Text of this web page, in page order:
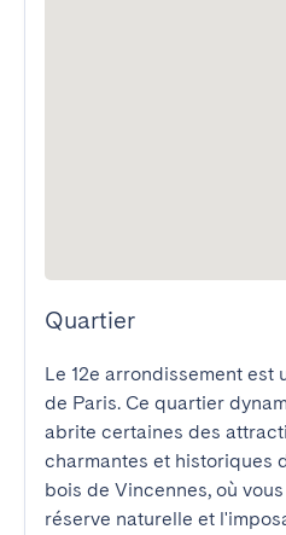
Quartier
Le 12e arrondissement
de Paris. Ce quartier
abrite certaines des
charmantes et historiques
bois de Vincennes, où
réserve naturelle et